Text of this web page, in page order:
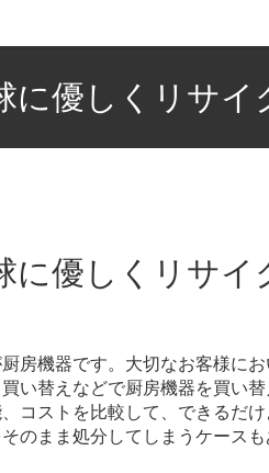
に優しくリサイ
に優しくリサイ
房機器です。 大切なお客様に
い替えなどで厨房機器を買い
コストを比較して、できるだ
のまま処分してしまうケースも